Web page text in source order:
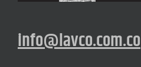
info@lavco.com.co